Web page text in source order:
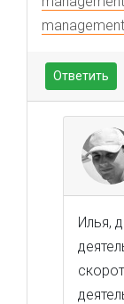
Ответить
Илья,